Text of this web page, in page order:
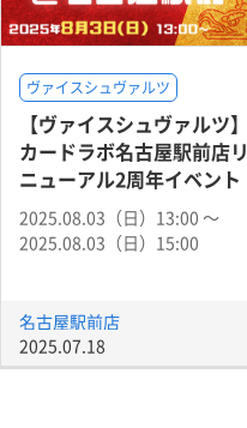
ヴァイスシュヴァルツ
【ヴァイスシュヴァルツ】
カードラボ名古屋駅前店リ
ニューアル2周年イベント
2025.08.03（日）13:00 〜
2025.08.03（日）15:00
名古屋駅前店
2025.07.18